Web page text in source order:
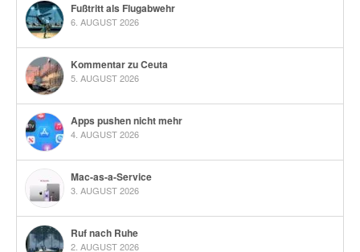
Fußtritt als Flugabwehr
6. AUGUST 2026
Kommentar zu Ceuta
5. AUGUST 2026
Apps pushen nicht mehr
4. AUGUST 2026
Mac-as-a-Service
3. AUGUST 2026
Ruf nach Ruhe
2. AUGUST 2026